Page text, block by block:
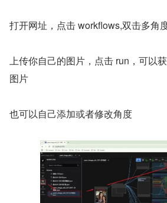
打开网址，点击 workflows,双击多角
上传你自己的图片，点击 run，可以
图片
也可以自己添加或者修改角度